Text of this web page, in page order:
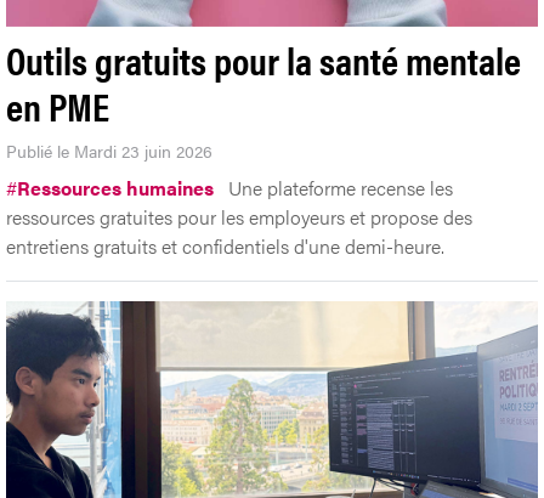
Outils gratuits pour la santé mentale
en PME
Publié le Mardi 23 juin 2026
#Ressources humaines Une plateforme recense les
ressources gratuites pour les employeurs et propose des
entretiens gratuits et confidentiels d'une demi-heure.